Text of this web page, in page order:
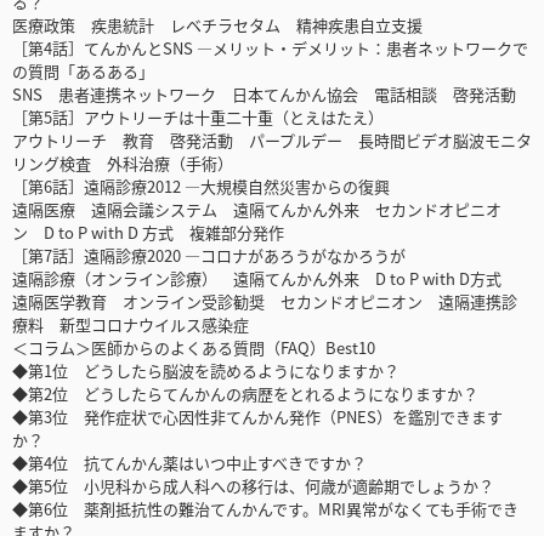
医療政策 疾患統計 レベチラセタム 精神疾患自立支援
［第4話］てんかんとSNS ―メリット・デメリット：患者ネットワークで
の質問「あるある」
SNS 患者連携ネットワーク 日本てんかん協会 電話相談 啓発活動
［第5話］アウトリーチは十重二十重（とえはたえ）
アウトリーチ 教育 啓発活動 パープルデー 長時間ビデオ脳波モニタ
リング検査 外科治療（手術）
［第6話］遠隔診療2012 ―大規模自然災害からの復興
遠隔医療 遠隔会議システム 遠隔てんかん外来 セカンドオピニオ
ン D to P with D 方式 複雑部分発作
［第7話］遠隔診療2020 ―コロナがあろうがなかろうが
遠隔診療（オンライン診療） 遠隔てんかん外来 D to P with D方式
遠隔医学教育 オンライン受診勧奨 セカンドオピニオン 遠隔連携診
療料 新型コロナウイルス感染症
＜コラム＞医師からのよくある質問（FAQ）Best10
◆第1位 どうしたら脳波を読めるようになりますか？
◆第2位 どうしたらてんかんの病歴をとれるようになりますか？
◆第3位 発作症状で心因性非てんかん発作（PNES）を鑑別できます
か？
◆第4位 抗てんかん薬はいつ中止すべきですか？
◆第5位 小児科から成人科への移行は、何歳が適齢期でしょうか？
◆第6位 薬剤抵抗性の難治てんかんです。MRI異常がなくても手術でき